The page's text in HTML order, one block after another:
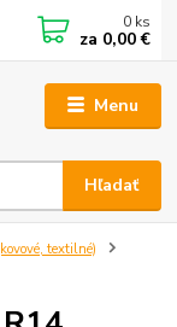
Menu
Hľadať
0 ks
za 0,00 €
textilné)